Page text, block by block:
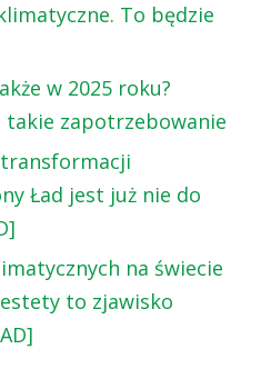
To będzie
w 2025 roku?
takie zapotrzebowanie
transformacji
Ład jest już nie do
na świecie
to zjawisko